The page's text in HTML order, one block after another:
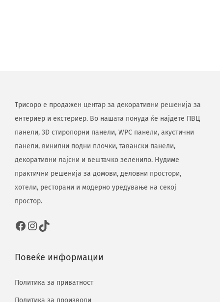
Трисоро е продажен центар за декоративни решенија за
ентериер и екстериер. Во нашата понуда ќе најдете ПВЦ
панели, 3D стиропорни панели, WPC панели, акустични
панели, винилни подни плочки, тавански панели,
декоративни лајсни и вештачко зеленило. Нудиме
практични решенија за домови, деловни простори,
хотели, ресторани и модерно уредување на секој
простор.
Повеќе информации
Политика за приватност